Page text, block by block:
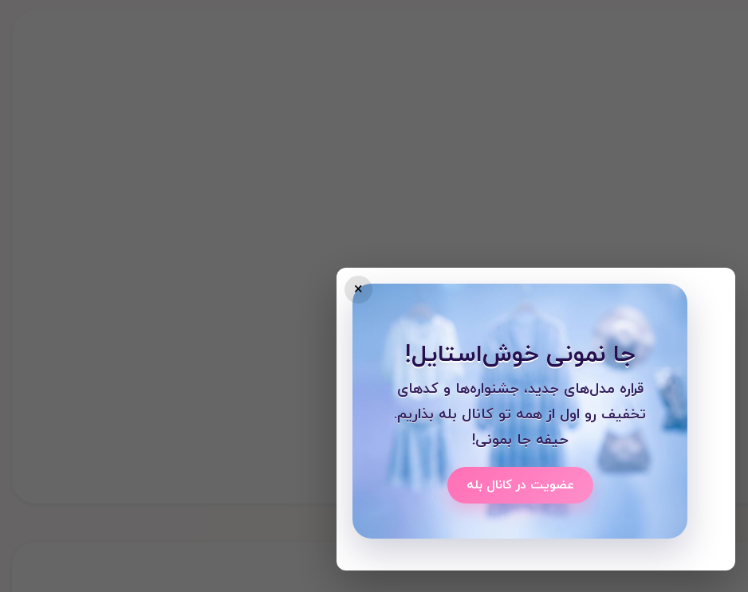
×
جا نمونی خوش‌استایل!
قراره مدل‌های جدید، جشنواره‌ها و کدهای
تخفیف رو اول از همه تو کانال بله بذاریم.
حیفه جا بمونی!
عضویت در کانال بله